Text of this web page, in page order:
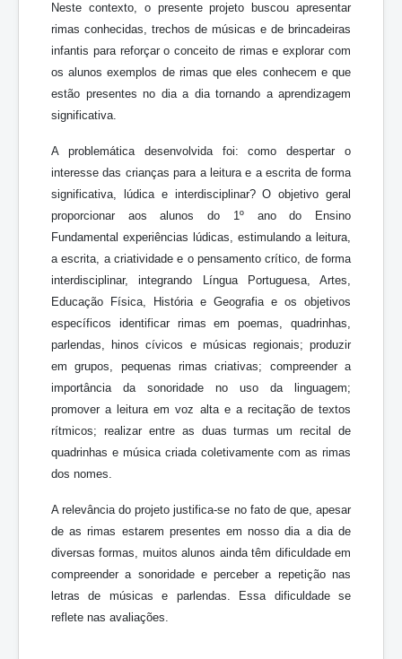
Neste contexto, o presente projeto buscou apresentar
rimas conhecidas, trechos de músicas e de brincadeiras
infantis para reforçar o conceito de rimas e explorar com
os alunos exemplos de rimas que eles conhecem e que
estão presentes no dia a dia tornando a aprendizagem
significativa.
A problemática desenvolvida foi: como despertar o
interesse das crianças para a leitura e a escrita de forma
significativa, lúdica e interdisciplinar? O objetivo geral
proporcionar aos alunos do 1º ano do Ensino
Fundamental experiências lúdicas, estimulando a leitura,
a escrita, a criatividade e o pensamento crítico, de forma
interdisciplinar, integrando Língua Portuguesa, Artes,
Educação Física, História e Geografia e os objetivos
específicos identificar rimas em poemas, quadrinhas,
parlendas, hinos cívicos e músicas regionais; produzir
em grupos, pequenas rimas criativas; compreender a
importância da sonoridade no uso da linguagem;
promover a leitura em voz alta e a recitação de textos
rítmicos; realizar entre as duas turmas um recital de
quadrinhas e música criada coletivamente com as rimas
dos nomes.
A relevância do projeto justifica-se no fato de que, apesar
de as rimas estarem presentes em nosso dia a dia de
diversas formas, muitos alunos ainda têm dificuldade em
compreender a sonoridade e perceber a repetição nas
letras de músicas e parlendas. Essa dificuldade se
reflete nas avaliações.